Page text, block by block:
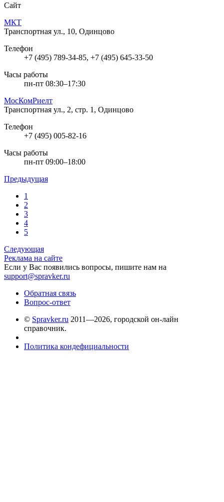
Сайт
МКТ
Транспортная ул., 10, Одинцово
Телефон
+7 (495) 789-34-85, +7 (495) 645-33-50
Часы работы
пн-пт 08:30–17:30
МосКомРиелт
Транспортная ул., 2, стр. 1, Одинцово
Телефон
+7 (495) 005-82-16
Часы работы
пн-пт 09:00–18:00
Предыдущая
1
2
3
4
5
Следующая
Реклама на сайте
Если у Вас появились вопросы, пишите нам на
support@spravker.ru
Обратная связь
Вопрос-ответ
© Spravker.ru 2011—2026, городской он-лайн
справочник.
Политика кондефициальности